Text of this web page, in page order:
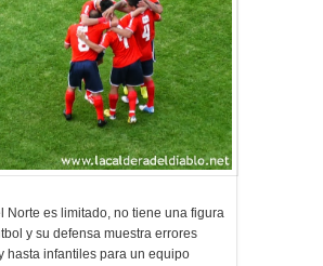
Norte es limitado, no tiene una figura
y su defensa muestra errores
hasta infantiles para un equipo